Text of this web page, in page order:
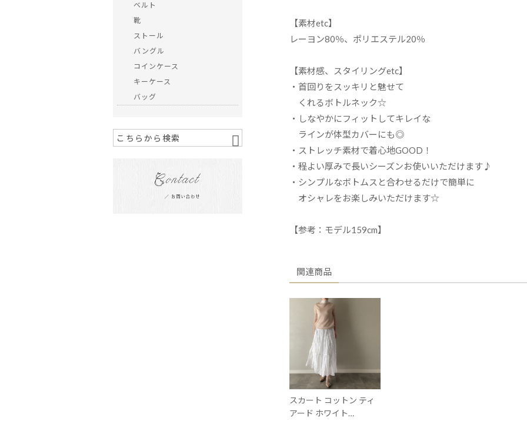
【素材etc】
レーヨン80％、ポリエステル20％
【素材感、スタイリングetc】
・首回りをスッキリと魅せて
くれるボトルネック☆
・しなやかにフィットしてキレイな
ラインが体型カバーにも◎
・ストレッチ素材で着心地GOOD！
・程よい厚みで長いシーズンお使いいただけます♪
・シンプルなボトムスと合わせるだけで簡単に
オシャレをお楽しみいただけます☆
【参考：モデル159cm】
関連商品
スカート コットン ティ
アード ホワイト…
ベルト
靴
ストール
バングル
コインケース
キーケース
バッグ